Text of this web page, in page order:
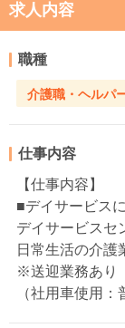
求人内容
職種
介護職・ヘルパ
仕事内容
【仕事内容】
■デイサービス
デイサービスセ
日常生活の介護
※送迎業務あり
（社用車使用